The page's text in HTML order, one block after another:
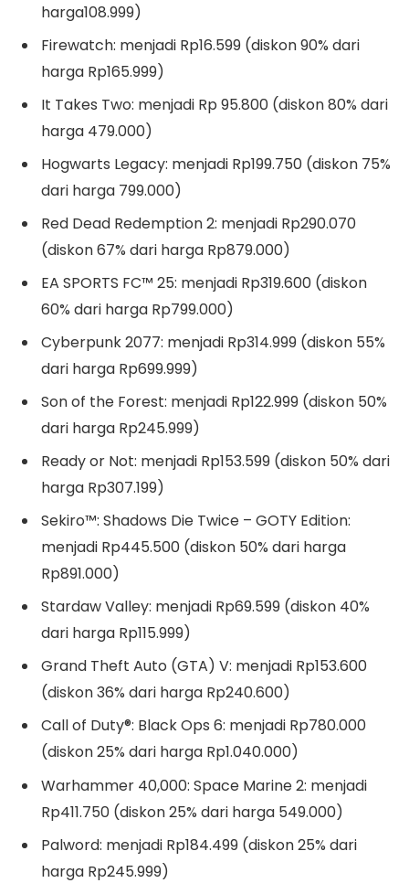
harga108.999)
Firewatch: menjadi Rp16.599 (diskon 90% dari
harga Rp165.999)
It Takes Two: menjadi Rp 95.800 (diskon 80% dari
harga 479.000)
Hogwarts Legacy: menjadi Rp199.750 (diskon 75%
dari harga 799.000)
Red Dead Redemption 2: menjadi Rp290.070
(diskon 67% dari harga Rp879.000)
EA SPORTS FC™ 25: menjadi Rp319.600 (diskon
60% dari harga Rp799.000)
Cyberpunk 2077: menjadi Rp314.999 (diskon 55%
dari harga Rp699.999)
Son of the Forest: menjadi Rp122.999 (diskon 50%
dari harga Rp245.999)
Ready or Not: menjadi Rp153.599 (diskon 50% dari
harga Rp307.199)
Sekiro™: Shadows Die Twice – GOTY Edition:
menjadi Rp445.500 (diskon 50% dari harga
Rp891.000)
Stardaw Valley: menjadi Rp69.599 (diskon 40%
dari harga Rp115.999)
Grand Theft Auto (GTA) V: menjadi Rp153.600
(diskon 36% dari harga Rp240.600)
Call of Duty®: Black Ops 6: menjadi Rp780.000
(diskon 25% dari harga Rp1.040.000)
Warhammer 40,000: Space Marine 2: menjadi
Rp411.750 (diskon 25% dari harga 549.000)
Palword: menjadi Rp184.499 (diskon 25% dari
harga Rp245.999)